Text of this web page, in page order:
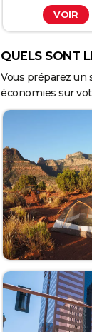
VOIR
QUELS SONT
Vous préparez un
économies sur